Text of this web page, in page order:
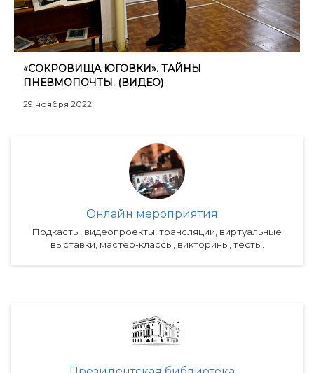
«СОКРОВИЩА ЮГОВКИ». ТАЙНЫ
ПНЕВМОПОЧТЫ. (ВИДЕО)
29 ноября 2022
Онлайн мероприятия
Подкасты, видеопроекты, трансляции, виртуальные
выставки, мастер-классы, викторины, тесты.